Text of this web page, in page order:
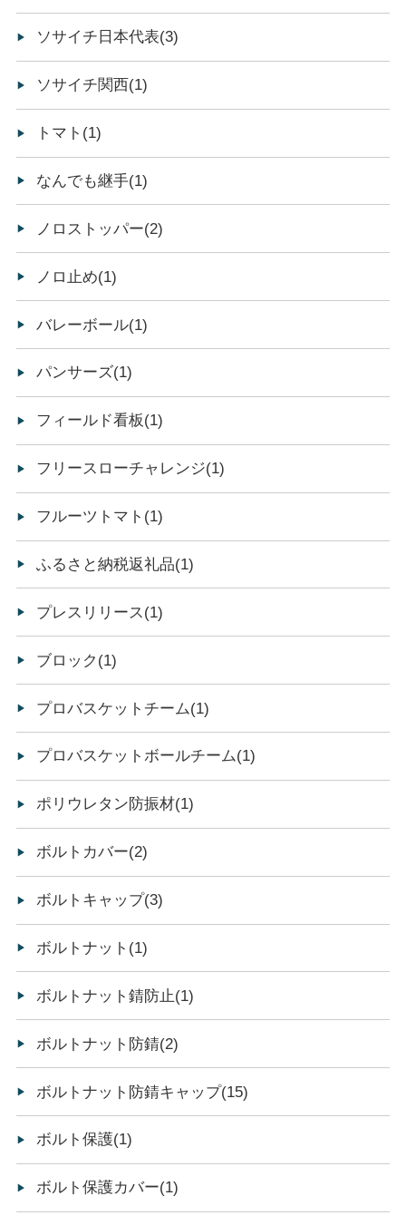
ソサイチ日本代表(3)
ソサイチ関西(1)
トマト(1)
なんでも継手(1)
ノロストッパー(2)
ノロ止め(1)
バレーボール(1)
パンサーズ(1)
フィールド看板(1)
フリースローチャレンジ(1)
フルーツトマト(1)
ふるさと納税返礼品(1)
プレスリリース(1)
ブロック(1)
プロバスケットチーム(1)
プロバスケットボールチーム(1)
ポリウレタン防振材(1)
ボルトカバー(2)
ボルトキャップ(3)
ボルトナット(1)
ボルトナット錆防止(1)
ボルトナット防錆(2)
ボルトナット防錆キャップ(15)
ボルト保護(1)
ボルト保護カバー(1)